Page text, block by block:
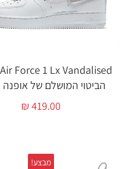
הביטוי המושלם של אופנה
₪419.00
מבצע!